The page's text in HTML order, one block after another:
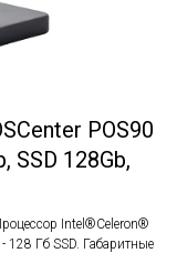
POS90
SSD 128Gb,
Intel®Celeron®
128 Гб SSD. Габаритные